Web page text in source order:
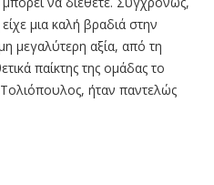
μια καλή βραδιά στην
μεγαλύτερη αξία, από τη
παίκτης της ομάδας το
ήταν παντελώς